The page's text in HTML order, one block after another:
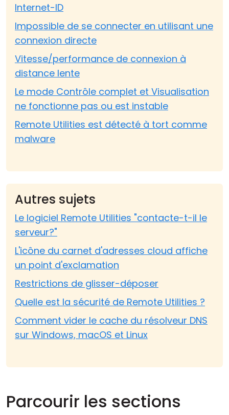
Internet-ID
Impossible de se connecter en utilisant une
connexion directe
Vitesse/performance de connexion à
distance lente
Le mode Contrôle complet et Visualisation
ne fonctionne pas ou est instable
Remote Utilities est détecté à tort comme
malware
Autres sujets
Le logiciel Remote Utilities "contacte-t-il le
serveur?"
L'icône du carnet d'adresses cloud affiche
un point d'exclamation
Restrictions de glisser-déposer
Quelle est la sécurité de Remote Utilities ?
Comment vider le cache du résolveur DNS
sur Windows, macOS et Linux
Parcourir les sections